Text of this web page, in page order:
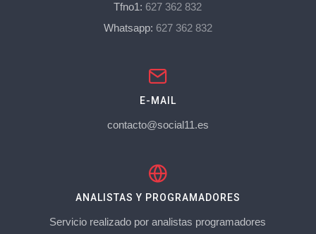
Tfno1: 627 362 832
Whatsapp: 627 362 832
E-MAIL
contacto@social11.es
ANALISTAS Y PROGRAMADORES
Servicio realizado por analistas programadores